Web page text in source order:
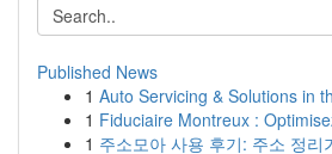
Published News
1 Auto Servicing & Solutions in
1 Fiduciaire Montreux :
1 주소모아 사용 후기: 주소 정리